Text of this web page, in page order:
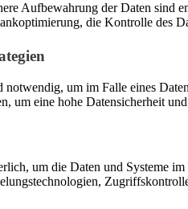
Aufbewahrung der Daten sind
die Kontrolle des
um im Falle eines
um eine hohe Datensicherheit
um die Daten und Systeme